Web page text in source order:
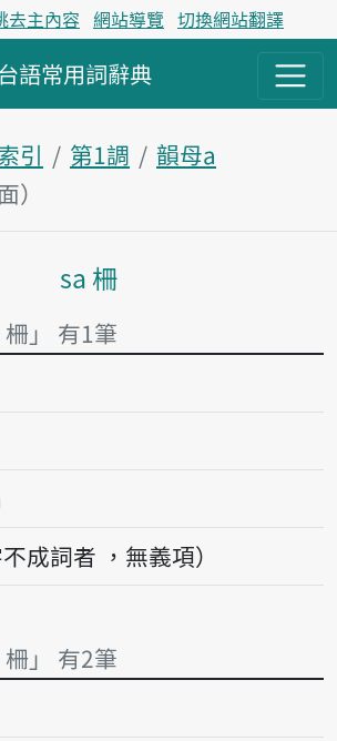
去主內容 網站導覽 切換網站翻譯
語常用詞辭典
引 第1調
韻母a
）
主內容區塊
sa 柵
」 有1筆
不成詞者 ，無義項）
」 有2筆